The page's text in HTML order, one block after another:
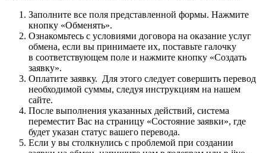
Заполните все поля представленной формы. Нажмите
кнопку «Обменять».
Ознакомьтесь с условиями договора на оказание услуг
обмена, если вы принимаете их, поставьте галочку
в соответствующем поле и нажмите кнопку «Создать
заявку».
Оплатите заявку. Для этого следует совершить перевод
необходимой суммы, следуя инструкциям на нашем
сайте.
После выполнения указанных действий, система
переместит Вас на страницу «Состояние заявки», где
будет указан статус вашего перевода.
Если у вы столкнулись с проблемой при создании